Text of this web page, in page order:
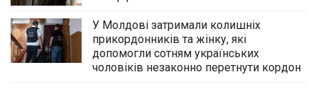
У Молдові затримали колишніх
прикордонників та жінку, які
допомогли сотням українських
чоловіків незаконно перетнути кордон